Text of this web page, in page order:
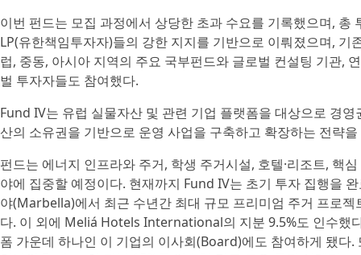
이번 펀드는 모집 과정에서 상당한 초과 수요를 기록했으며,
LP(유한책임투자자)들의 강한 지지를 기반으로 이뤄졌으며,
럽, 중동, 아시아 지역의 주요 국부펀드와 글로벌 컨설팅 기관,
벌 투자자들도 참여했다.
Fund IV는 유럽 실물자산 및 관련 기업 플랫폼을 대상으로 경
산의 소유권을 기반으로 운영 사업을 구축하고 확장하는 전략
펀드는 에너지 인프라와 주거, 학생 주거시설, 호텔·리조트, 핵
야에 집중할 예정이다. 현재까지 Fund IV는 초기 투자 집행을
야(Marbella)에서 최근 수년간 최대 규모 프리미엄 주거 프로
다. 이 외에 Meliá Hotels International의 지분 9.5%도 인수했
폼 가운데 하나인 이 기업의 이사회(Board)에도 참여하게 됐